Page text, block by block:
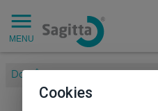
MENU
Domů
Cookies